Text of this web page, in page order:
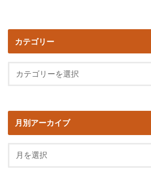
カテゴリー
月別アーカイブ